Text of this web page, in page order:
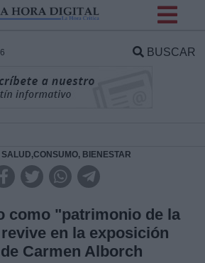
BUSCAR
SALUD,CONSUMO, BIENESTAR
como "patrimonio de la
en la exposición
Carmen Alborch